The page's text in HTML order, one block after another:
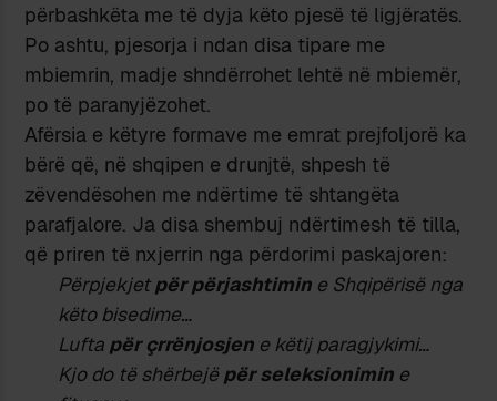
përbashkëta me të dyja këto pjesë të ligjëratës.
Po ashtu, pjesorja i ndan disa tipare me
mbiemrin, madje shndërrohet lehtë në mbiemër,
po të paranyjëzohet.
Afërsia e këtyre formave me emrat prejfoljorë ka
bërë që, në shqipen e drunjtë, shpesh të
zëvendësohen me ndërtime të shtangëta
parafjalore. Ja disa shembuj ndërtimesh të tilla,
që priren të nxjerrin nga përdorimi paskajoren:
Përpjekjetpër përjashtimin e Shqipërisë nga
këto bisedime…
Lufta për çrrënjosjen e këtij paragjykimi…
Kjo do të shërbejë për seleksionimin e